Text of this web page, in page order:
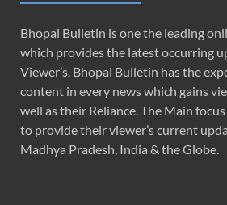
Bhopal Bulletin is one the leading
which provides the latest occurring
Viewer’s. Bhopal Bulletin has the
content in every news which gains
well as their Reliance. The Main
to provide their viewer’s current
Madhya Pradesh, India & the Globe.